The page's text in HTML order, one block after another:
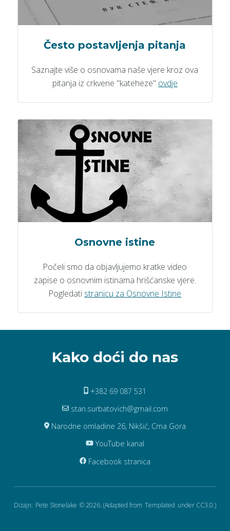
Često postavljenja pitanja
Saznajte više o osnovama naše vjere kroz ova
pitanja iz crkvene "kateheze" ovdje
Osnovne istine
Počeli smo da objavljujemo kratke video
zapise o osnovnim istinama hrišćanske vjere.
Pogledati stranicu za Osnovne Istine
Kako doći do nas
+382 69 087 531
stan.surbatovich@gmail.com
Narodne omladine 26, Nikšić, Crna Gora
YouTube kanal
Facebook stranica
Dizajn: Pete Stonelake © 2026. (Adapted from Templated under CC3.0.)